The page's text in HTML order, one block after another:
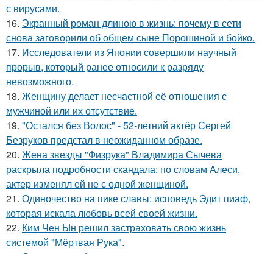
с вирусами.
16. Экранный роман длиною в жизнь: почему в сети
снова заговорили об общем сыне Порошиной и бойко.
17. Исследователи из Японии совершили научный
прорыв, который ранее относили к разряду
невозможного.
18. Женщину делает несчастной её отношения с
мужчиной или их отсутствие.
19. "Остался без Волос" - 52-летний актёр Сергей
Безруков предстал в неожиданном образе.
20. Жена звезды "Физрука" Владимира Сычева
раскрыла подробности скандала: по словам Алеси,
актер изменял ей не с одной женщиной.
21. Одиночество на пике славы: исповедь Эдит пиаф,
которая искала любовь всей своей жизни.
22. Ким Чен Ын решил застраховать свою жизнь
системой "Мёртвая Рука".